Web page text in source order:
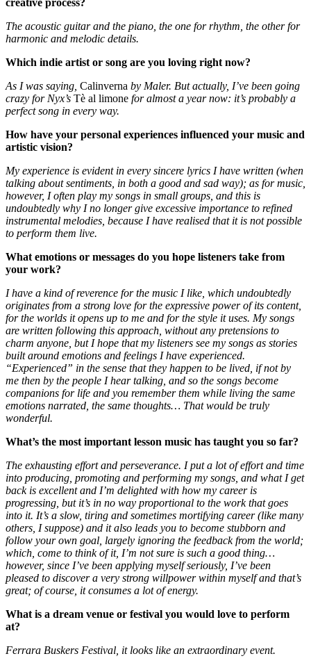
creative process?
The acoustic guitar and the piano, the one for rhythm, the other for
harmonic and melodic details.
Which indie artist or song are you loving right now?
As I was saying, Calinverna by Maler. But actually, I’ve been going
crazy for Nyx’s Tè al limone for almost a year now: it’s probably a
perfect song in every way.
How have your personal experiences influenced your music and
artistic vision?
My experience is evident in every sincere lyrics I have written (when
talking about sentiments, in both a good and sad way); as for music,
however, I often play my songs in small groups, and this is
undoubtedly why I no longer give excessive importance to refined
instrumental melodies, because I have realised that it is not possible
to perform them live.
What emotions or messages do you hope listeners take from
your work?
I have a kind of reverence for the music I like, which undoubtedly
originates from a strong love for the expressive power of its content,
for the worlds it opens up to me and for the style it uses. My songs
are written following this approach, without any pretensions to
charm anyone, but I hope that my listeners see my songs as stories
built around emotions and feelings I have experienced.
“Experienced” in the sense that they happen to be lived, if not by
me then by the people I hear talking, and so the songs become
companions for life and you remember them while living the same
emotions narrated, the same thoughts… That would be truly
wonderful.
What’s the most important lesson music has taught you so far?
The exhausting effort and perseverance. I put a lot of effort and time
into producing, promoting and performing my songs, and what I get
back is excellent and I’m delighted with how my career is
progressing, but it’s in no way proportional to the work that goes
into it. It’s a slow, tiring and sometimes mortifying career (like many
others, I suppose) and it also leads you to become stubborn and
follow your own goal, largely ignoring the feedback from the world;
which, come to think of it, I’m not sure is such a good thing…
however, since I’ve been applying myself seriously, I’ve been
pleased to discover a very strong willpower within myself and that’s
great; of course, it consumes a lot of energy.
What is a dream venue or festival you would love to perform
at?
Ferrara Buskers Festival, it looks like an extraordinary event.